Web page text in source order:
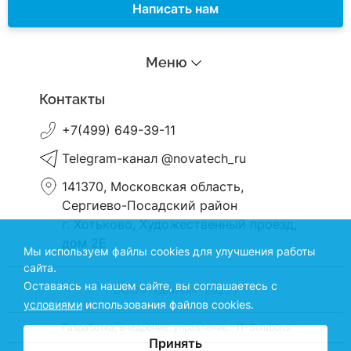
Написать нам
Меню
Контакты
+7(499) 649-39-11
Telegram-канал @novatech_ru
141370, Московская область,
Сергиево-Посадский район
г. Хотьково, Художественный проезд,
ООО «Новатех» 2025 г
Разработка, внедрение, управление. IT-Solutions
Мы используем файлы cookies для улучшения работы
сайта.
Оставаясь на нашем сайте, вы соглашаетесь с
условиями использования файлов cookies.
Принять